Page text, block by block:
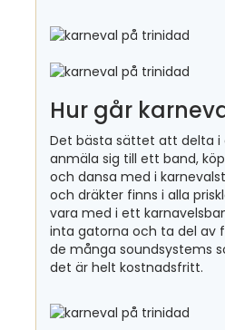
Hur går
Det bästa sättet att delta i
anmäla sig till ett band,
och dansa med i
och dräkter finns i alla
vara med i ett
inta gatorna och ta del av
de många soundsystems
det är helt kostnadsfritt.